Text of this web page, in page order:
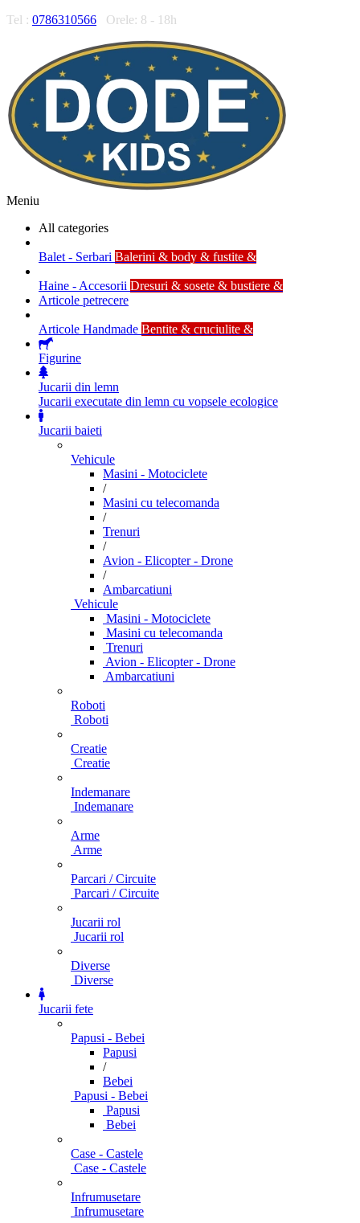
Tel : 0786310566 Orele: 8 - 18h
Meniu
All categories
Balet - Serbari Balerini & body & fustite &
Haine - Accesorii Dresuri & sosete & bustiere &
Articole petrecere
Articole Handmade Bentite & cruciulite &
Figurine
Jucarii din lemn
Jucarii executate din lemn cu vopsele ecologice
Jucarii baieti
Vehicule
Masini - Motociclete
/
Masini cu telecomanda
/
Trenuri
/
Avion - Elicopter - Drone
/
Ambarcatiuni
Vehicule
Masini - Motociclete
Masini cu telecomanda
Trenuri
Avion - Elicopter - Drone
Ambarcatiuni
Roboti
Roboti
Creatie
Creatie
Indemanare
Indemanare
Arme
Arme
Parcari / Circuite
Parcari / Circuite
Jucarii rol
Jucarii rol
Diverse
Diverse
Jucarii fete
Papusi - Bebei
Papusi
/
Bebei
Papusi - Bebei
Papusi
Bebei
Case - Castele
Case - Castele
Infrumusetare
Infrumusetare